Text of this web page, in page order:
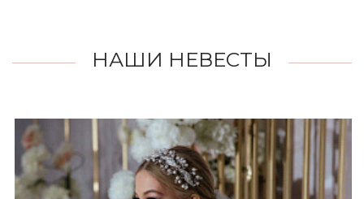
НАШИ НЕВЕСТЫ